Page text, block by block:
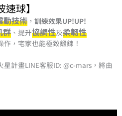
球】
動技術 ， 訓練效果UP!UP!
群 、提升協調性及柔韌性
作，宅家也能極致鍛鍊！
計畫LINE客服ID: @c-mars，將由